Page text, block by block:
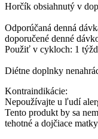
Horčík obsiahnutý v
Odporúčaná denná
doporučené denné
Použiť v cykloch: 1
Diétne doplnky
Kontraindikácie:
Nepoužívajte u ľudí
Tento produkt by sa
tehotné a dojčiace